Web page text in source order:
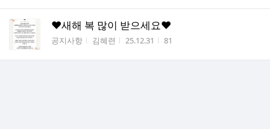
♥새해 복 많이 받으세요♥
게시판명
공지사항 작성자
김혜련 작성시간
25.12.31 조회수
81